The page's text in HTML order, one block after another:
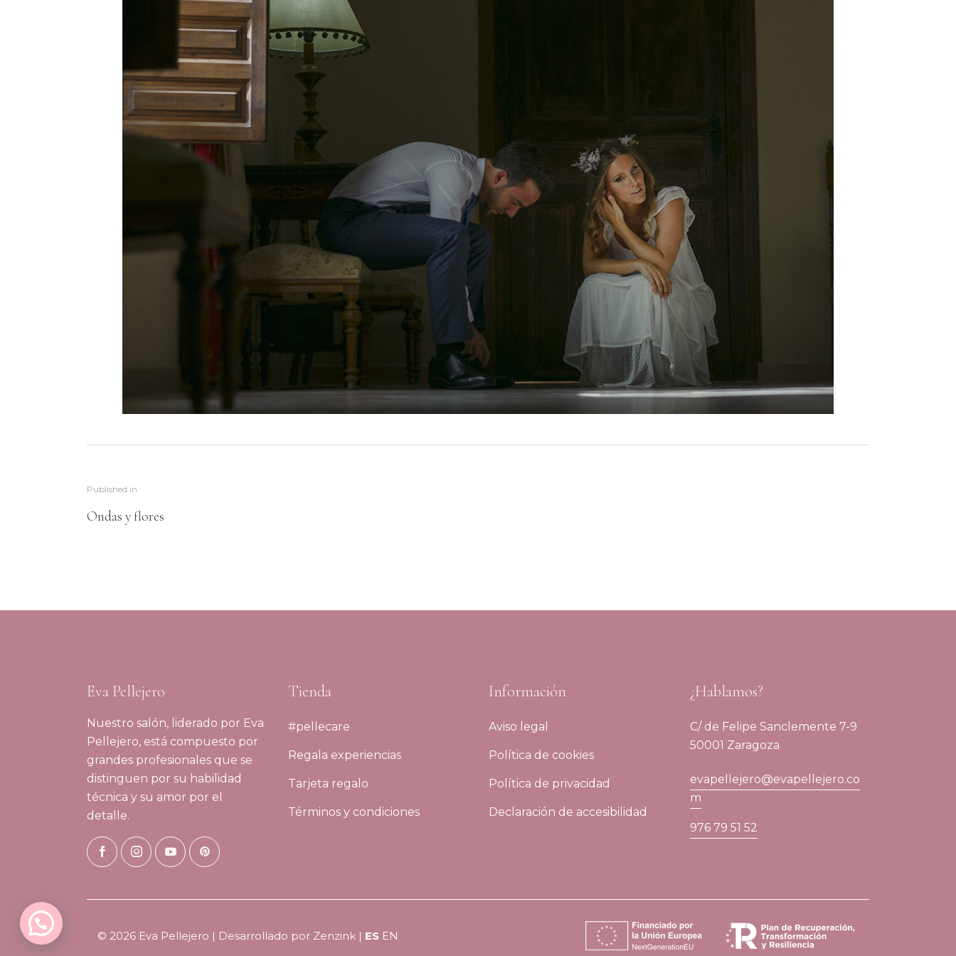
Published in
Ondas y flores
Eva Pellejero
Nuestro salón, liderado por Eva
Pellejero, está compuesto por
grandes profesionales que se
distinguen por su habilidad
técnica y su amor por el
detalle.
Tienda
#pellecare
Regala experiencias
Tarjeta regalo
Términos y condiciones
Información
Aviso legal
Política de cookies
Política de privacidad
Declaración de accesibilidad
¿Hablamos?
C/ de Felipe Sanclemente 7-9
50001 Zaragoza
evapellejero@evapellejero.co
m
976 79 51 52
© 2026 Eva Pellejero | Desarrollado por Zenzink | ES EN